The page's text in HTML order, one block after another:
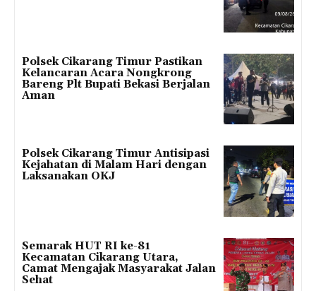
Polsek Cikarang Timur Pastikan
Kelancaran Acara Nongkrong
Bareng Plt Bupati Bekasi Berjalan
Aman
Polsek Cikarang Timur Antisipasi
Kejahatan di Malam Hari dengan
Laksanakan OKJ
Semarak HUT RI ke-81
Kecamatan Cikarang Utara,
Camat Mengajak Masyarakat Jalan
Sehat